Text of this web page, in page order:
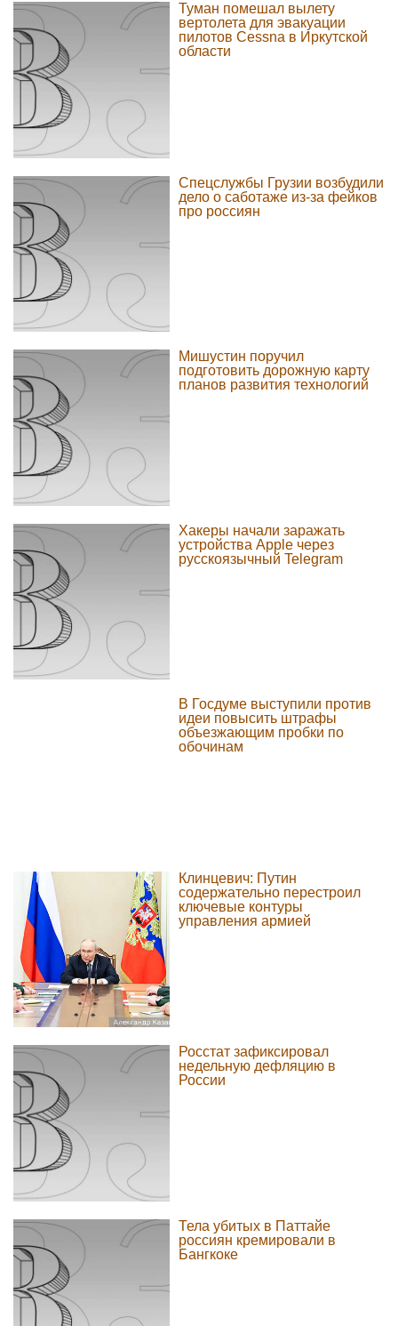
Туман помешал вылету
вертолета для эвакуации
пилотов Cessna в Иркутской
области
Спецслужбы Грузии возбудили
дело о саботаже из-за фейков
про россиян
Мишустин поручил
подготовить дорожную карту
планов развития технологий
Хакеры начали заражать
устройства Apple через
русскоязычный Telegram
В Госдуме выступили против
идеи повысить штрафы
объезжающим пробки по
обочинам
Клинцевич: Путин
содержательно перестроил
ключевые контуры
управления армией
Росстат зафиксировал
недельную дефляцию в
России
Тела убитых в Паттайе
россиян кремировали в
Бангкоке